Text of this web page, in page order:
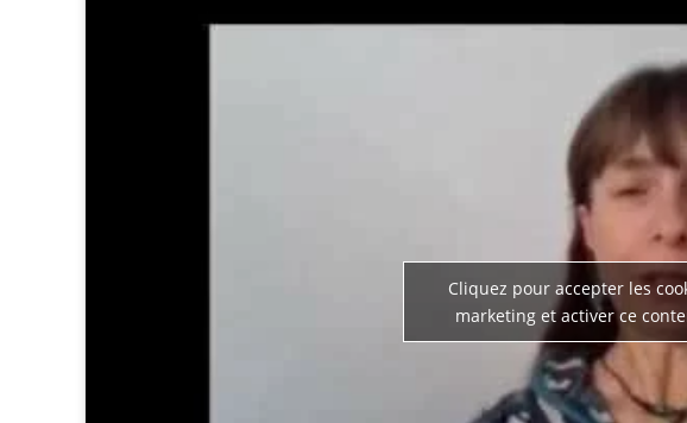
Cliquez pour accepter les
marketing et activer ce